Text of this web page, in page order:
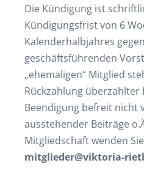
Die Kündigung ist
Kündigungsfrist von 6
Kalenderhalbjahres
geschäftsführenden
„ehemaligen“ Mitglied
Rückzahlung überzahlter
Beendigung befreit nicht
ausstehender Beiträge
Mitgliedschaft wenden
mitglieder@viktoria-